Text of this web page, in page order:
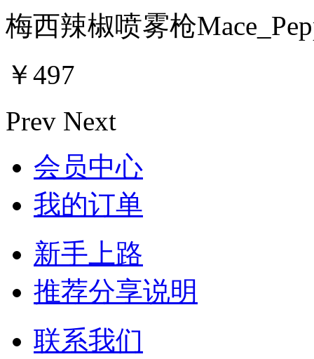
梅西辣椒喷雾枪
￥497
Prev Next
会员中心
我的订单
新手上路
推荐分享说明
联系我们